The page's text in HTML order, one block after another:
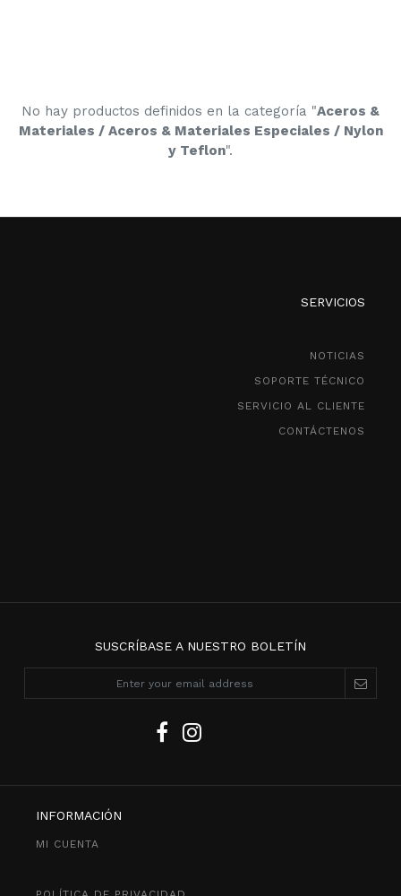
No hay productos definidos en la categoría "Aceros &
Materiales / Aceros & Materiales Especiales / Nylon
y Teflon".
SERVICIOS
NOTICIAS
SOPORTE TÉCNICO
SERVICIO AL CLIENTE
CONTÁCTENOS
SUSCRÍBASE A NUESTRO BOLETÍN
INFORMACIÓN
MI CUENTA